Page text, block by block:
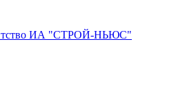
ИА "СТРОЙ-НЬЮС"